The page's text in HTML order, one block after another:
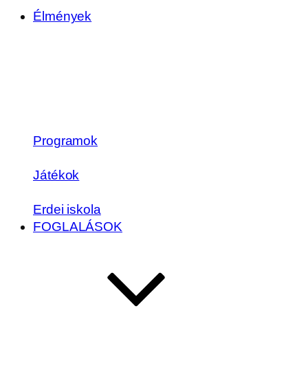
Élmények
Programok
Játékok
Erdei iskola
FOGLALÁSOK